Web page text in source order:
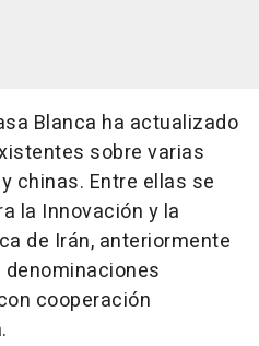
Blanca ha actualizado
sobre varias
chinas. Entre ellas se
la Innovación y la
de Irán, anteriormente
cooperación